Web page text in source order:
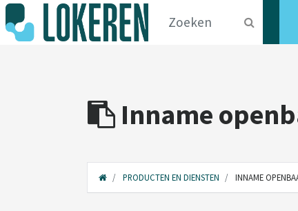
Inname
PRODUCTEN EN DIENSTEN INNAME